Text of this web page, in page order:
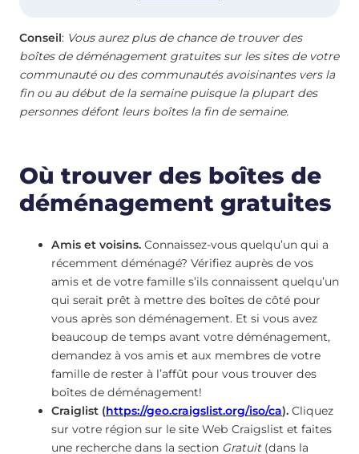
Conseil: Vous aurez plus de chance de trouver des
boîtes de déménagement gratuites sur les sites de votre
communauté ou des communautés avoisinantes vers la
fin ou au début de la semaine puisque la plupart des
personnes défont leurs boîtes la fin de semaine.
Où trouver des boîtes de
déménagement gratuites
Amis et voisins. Connaissez-vous quelqu’un qui a
récemment déménagé? Vérifiez auprès de vos
amis et de votre famille s’ils connaissent quelqu’un
qui serait prêt à mettre des boîtes de côté pour
vous après son déménagement. Et si vous avez
beaucoup de temps avant votre déménagement,
demandez à vos amis et aux membres de votre
famille de rester à l’affût pour vous trouver des
boîtes de déménagement!
Craiglist (https://geo.craigslist.org/iso/ca). Cliquez
sur votre région sur le site Web Craigslist et faites
une recherche dans la section Gratuit(dans la